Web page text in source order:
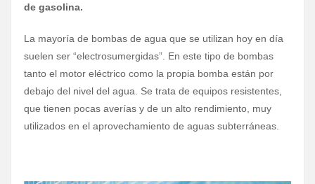
de gasolina.
La mayoría de bombas de agua que se utilizan hoy en día
suelen ser “electrosumergidas”. En este tipo de bombas
tanto el motor eléctrico como la propia bomba están por
debajo del nivel del agua. Se trata de equipos resistentes,
que tienen pocas averías y de un alto rendimiento, muy
utilizados en el aprovechamiento de aguas subterráneas.